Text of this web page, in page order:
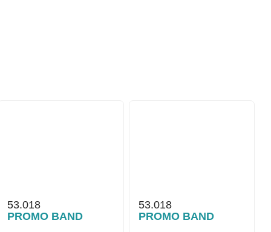
53.018
PROMO BAND
53.018
PROMO BAND